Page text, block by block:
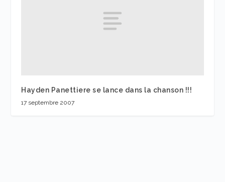
Hayden Panettiere se lance dans la chanson !!!
17 septembre 2007